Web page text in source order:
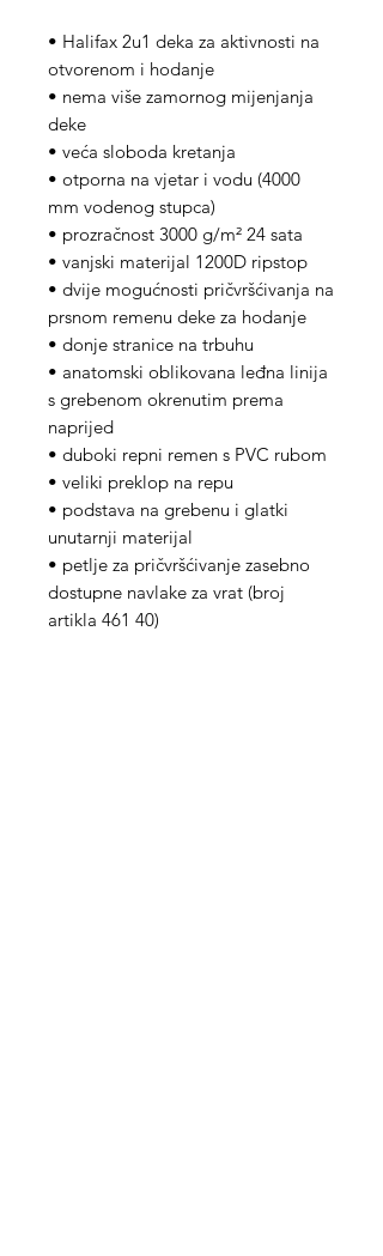
• Halifax 2u1 deka za aktivnosti na
otvorenom i hodanje
• nema više zamornog mijenjanja
deke
• veća sloboda kretanja
• otporna na vjetar i vodu (4000
mm vodenog stupca)
• prozračnost 3000 g/m² 24 sata
• vanjski materijal 1200D ripstop
• dvije mogućnosti pričvršćivanja na
prsnom remenu deke za hodanje
• donje stranice na trbuhu
• anatomski oblikovana leđna linija
s grebenom okrenutim prema
naprijed
• duboki repni remen s PVC rubom
• veliki preklop na repu
• podstava na grebenu i glatki
unutarnji materijal
• petlje za pričvršćivanje zasebno
dostupne navlake za vrat (broj
artikla 461 40)